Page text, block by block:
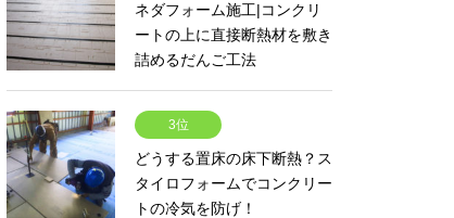
ネダフォーム施工|コンクリ
ートの上に直接断熱材を敷き
詰めるだんご工法
3位
どうする置床の床下断熱？ス
タイロフォームでコンクリー
トの冷気を防げ！